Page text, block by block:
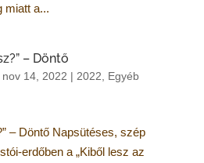
miatt a...
– Döntő
nov 14, 2022 | 2022
Egyéb
– Döntő Napsütéses, szép
erdőben a „Kiből lesz az